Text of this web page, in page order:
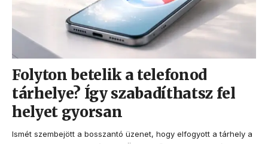
Folyton betelik a telefonod
tárhelye? Így szabadíthatsz fel
helyet gyorsan
Ismét szembejött a bosszantó üzenet, hogy elfogyott a tárhely a